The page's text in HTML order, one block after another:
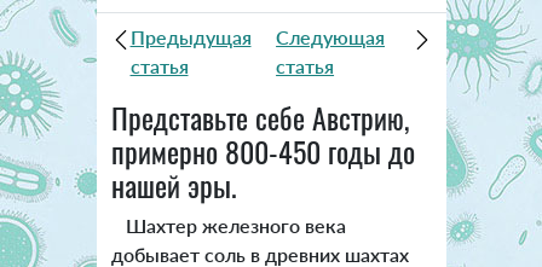
Предыдущая
статья
Следующая
статья
Представьте себе Австрию,
примерно 800-450 годы до
нашей эры.
Шахтер железного века
добывает соль в древних шахтах